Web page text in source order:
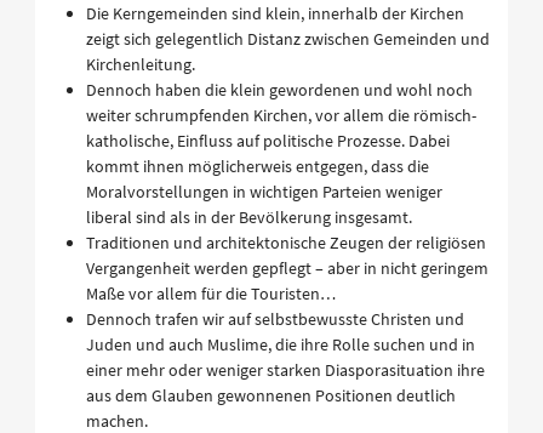
Die Kerngemeinden sind klein, innerhalb der Kirchen
zeigt sich gelegentlich Distanz zwischen Gemeinden und
Kirchenleitung.
Dennoch haben die klein gewordenen und wohl noch
weiter schrumpfenden Kirchen, vor allem die römisch-
katholische, Einfluss auf politische Prozesse. Dabei
kommt ihnen möglicherweis entgegen, dass die
Moralvorstellungen in wichtigen Parteien weniger
liberal sind als in der Bevölkerung insgesamt.
Traditionen und architektonische Zeugen der religiösen
Vergangenheit werden gepflegt – aber in nicht geringem
Maße vor allem für die Touristen…
Dennoch trafen wir auf selbstbewusste Christen und
Juden und auch Muslime, die ihre Rolle suchen und in
einer mehr oder weniger starken Diasporasituation ihre
aus dem Glauben gewonnenen Positionen deutlich
machen.